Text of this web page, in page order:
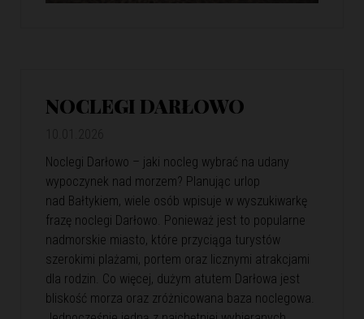
NOCLEGI DARŁOWO
Noclegi Darłowo – jaki nocleg wybrać na udany
wypoczynek nad morzem? Planując urlop
nad Bałtykiem, wiele osób wpisuje w wyszukiwarkę
frazę noclegi Darłowo. Ponieważ jest to popularne
nadmorskie miasto, które przyciąga turystów
szerokimi plażami, portem oraz licznymi atrakcjami
dla rodzin. Co więcej, dużym atutem Darłowa jest
bliskość morza oraz zróżnicowana baza noclegowa.